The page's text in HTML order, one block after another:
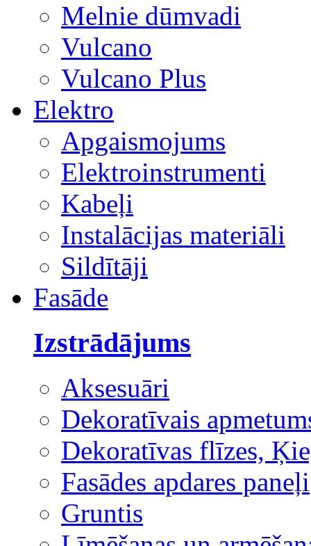
Melnie dūmvadi
Vulcano
Vulcano Plus
Elektro
Apgaismojums
Elektroinstrumenti
Kabeļi
Instalācijas materiāli
Sildītāji
Fasāde
Izstrādājums
Aksesuāri
Dekoratīvais
Dekoratīvas flīzes,
Fasādes apdares paneļi
Gruntis